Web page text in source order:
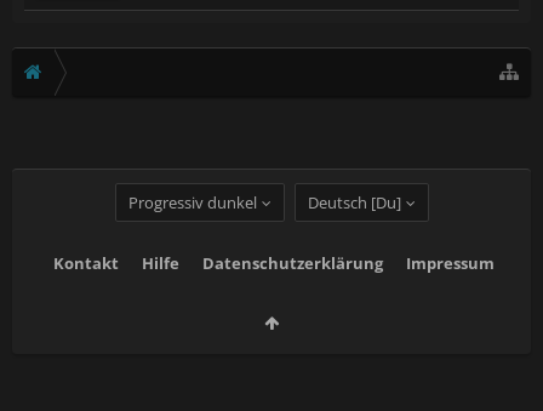
Progressiv dunkel Deutsch [Du]
Kontakt Hilfe Datenschutzerklärung Impressum